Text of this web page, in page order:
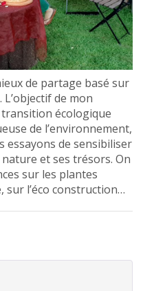
de partage basé sur
de mon
écologique
de l’environnement,
essayons de sensibiliser
et ses trésors. On
sur les plantes
sur l’éco construction…